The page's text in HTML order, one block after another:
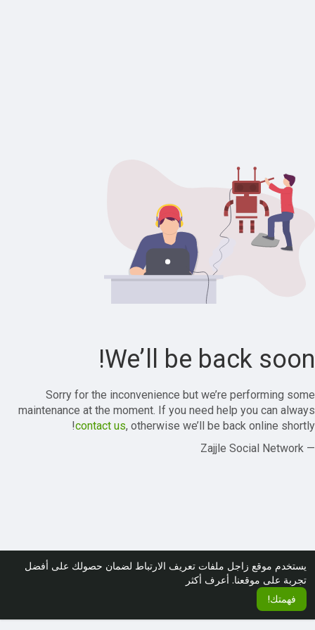
يستخدم موقع زاجل ملفات تعريف الارتباط لضمان حصولك على أفضل
تجربة على موقعنا. أعرف أكثر
فهمتك!
We’ll be back soon!
Sorry for the inconvenience but we’re performing some
maintenance at the moment. If you need help you can always
contact us, otherwise we’ll be back online shortly!
— Zajjle Social Network